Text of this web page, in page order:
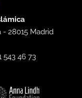
-28015 Madrid
543 46 73